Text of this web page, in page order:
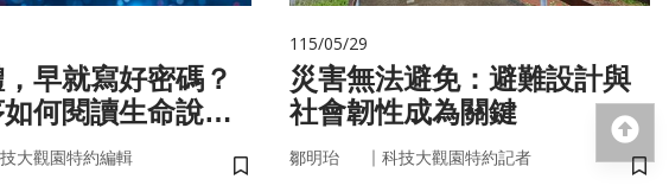
早就寫好密碼？
何閱讀生命說明
大觀園特約編輯
儲存書籤
115/05/29
災害無法避免：避難設計與
社會韌性成為關鍵
鄒明珆 ｜ 科技大觀園特約記者
儲
回